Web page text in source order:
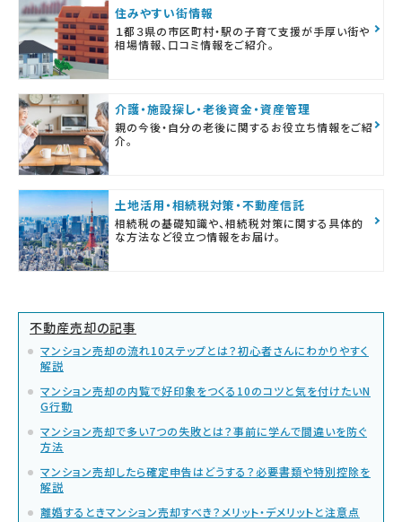
住みやすい街情報
１都３県の市区町村・駅の子育て支援が手厚い街や
相場情報、口コミ情報をご紹介。
介護・施設探し・老後資金・資産管理
親の今後・自分の老後に関するお役立ち情報をご紹
介。
土地活用・相続税対策・不動産信託
相続税の基礎知識や、相続税対策に関する具体的
な方法など役立つ情報をお届け。
不動産売却の記事
マンション売却の流れ10ステップとは？初心者さんにわかりやすく
解説
マンション売却の内覧で好印象をつくる10のコツと気を付けたいN
G行動
マンション売却で多い7つの失敗とは？事前に学んで間違いを防ぐ
方法
マンション売却したら確定申告はどうする？必要書類や特別控除を
解説
離婚するときマンション売却すべき？メリット・デメリットと注意点